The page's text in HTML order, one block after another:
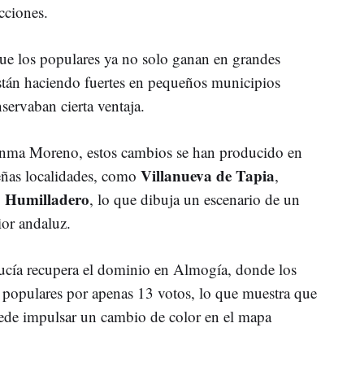
los populares ya no solo ganan en grandes
haciendo fuertes en pequeños municipios
cierta ventaja.
Moreno, estos cambios se han producido en
localidades, como Villanueva de Tapia,
Humilladero, lo que dibuja un escenario de un
andaluz.
recupera el dominio en Almogía, donde los
por apenas 13 votos, lo que muestra que
impulsar un cambio de color en el mapa